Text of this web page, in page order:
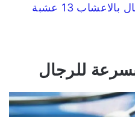
هل يمكن علاج النحافة للرجال بالاعشاب 13 عشبة
للرجال